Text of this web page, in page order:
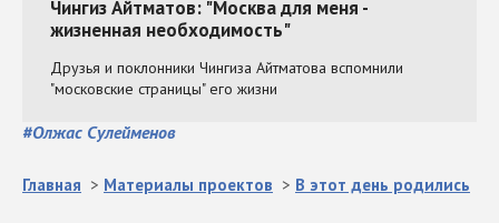
#Олжас Сулейменов
Главная > Материалы проектов > В этот день родились